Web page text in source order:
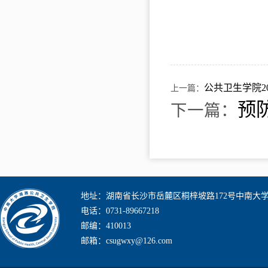
上一篇： 公共卫生学院
下一篇： 预
地址：湖南省长沙市岳麓区桐梓坡路172号中南大
电话：0731-89667218
邮编：410013
邮箱：csugwxy@126.com